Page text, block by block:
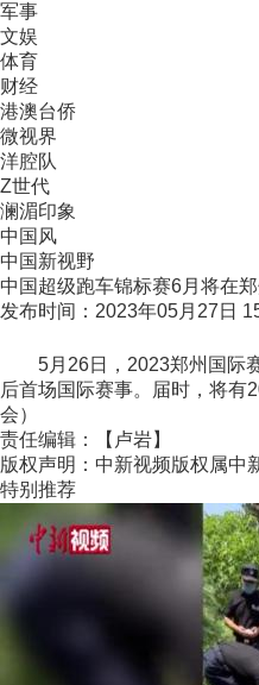
军事
文娱
体育
财经
港澳台侨
微视界
洋腔队
Z世代
澜湄印象
中国风
中国新视野
中国超级跑车锦标赛6月将在
发布时间：2023年05月27日
5月26日，2023郑州国际赛
后首场国际赛事。届时，将有
会）
责任编辑：【卢岩】
版权声明：中新视频版权属中
特别推荐